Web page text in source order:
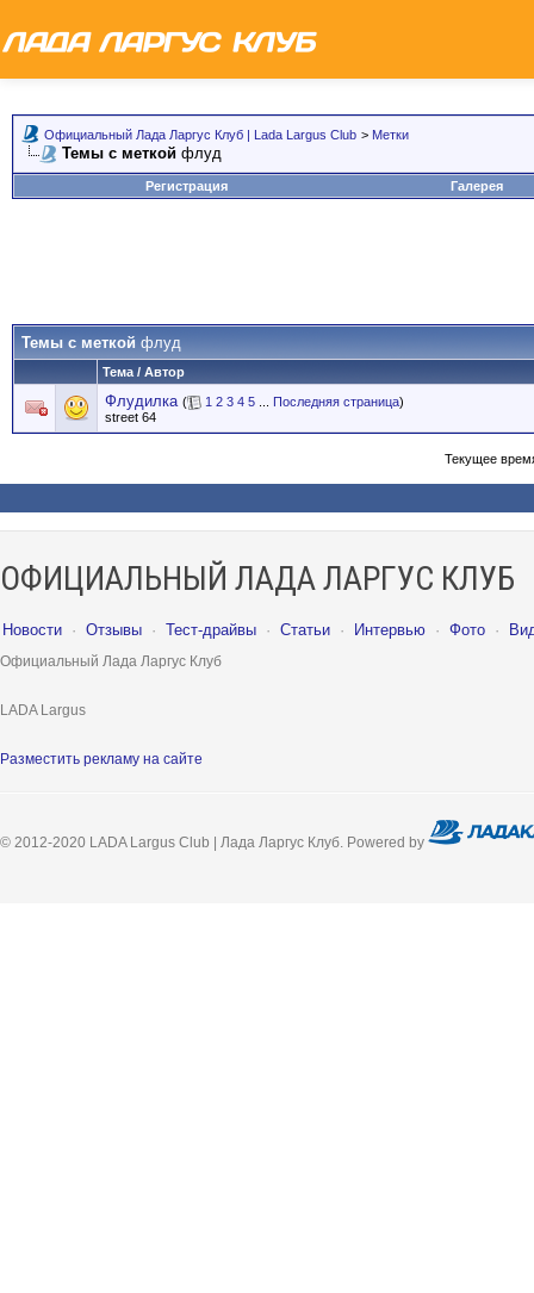
Официальный Лада Ларгус Клуб | Lada Largus Club > Метки
Темы с меткой флуд
Регистрация Галерея
Темы с меткой флуд
Тема / Автор
Флудилка ( 1 2 3 4 5 Последняя страница)
street 64
Текущее
ОФИЦИАЛЬНЫЙ ЛАДА ЛАРГУС КЛУБ
Новости · Отзывы · Тест-драйвы · Статьи · Интервью · Фото ·
Официальный Лада Ларгус Клуб
LADA Largus
Разместить рекламу на сайте
© 2012-2020 LADA Largus Club | Лада Ларгус Клуб. Powered by